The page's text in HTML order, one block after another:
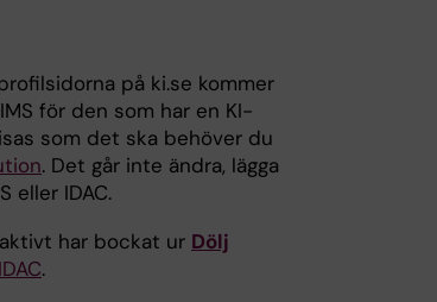
på ki.se kommer
för den som har en KI-
som det ska behöver du
. Det går inte ändra, lägga
eller IDAC.
har bockat ur Dölj
.